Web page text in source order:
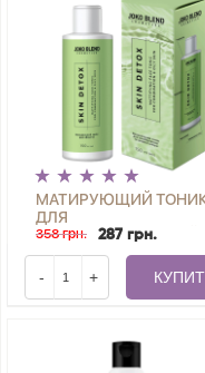
МАТИРУЮЩИЙ
ДЛЯ
КОМБИНИРОВАННОЙ И
ЖИРНОЙ КОЖИ SKIN
DETOX JOKO BLEND
358 грн. 287 грн.
- +